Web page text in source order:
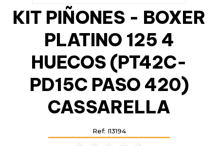
KIT PIÑONES - BOXER
PLATINO 125 4
HUECOS (PT42C-
PD15C PASO 420)
CASSARELLA
Ref: I13194